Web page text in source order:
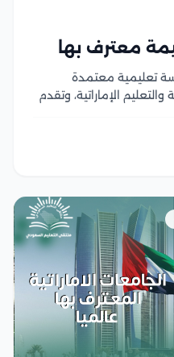
معترف بها
تعليمية معتمدة
الإماراتية، وتقدم
الحديثة بهدف